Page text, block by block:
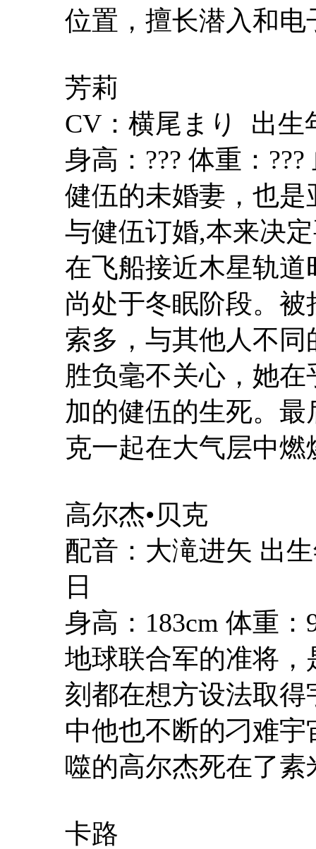
位置，擅长潜入和电
芳莉
CV：横尾まり 出生
身高：??? 体重：
健伍的未婚妻，也
与健伍订婚,本来决
在飞船接近木星轨
尚处于冬眠阶段。
索多，与其他人不
胜负毫不关心，她
加的健伍的生死。
克一起在大气层中燃
高尔杰•贝克
配音：大滝进矢 出
日
身高：183cm 体重
地球联合军的准将
刻都在想方设法取
中他也不断的刁难
噬的高尔杰死在了
卡路